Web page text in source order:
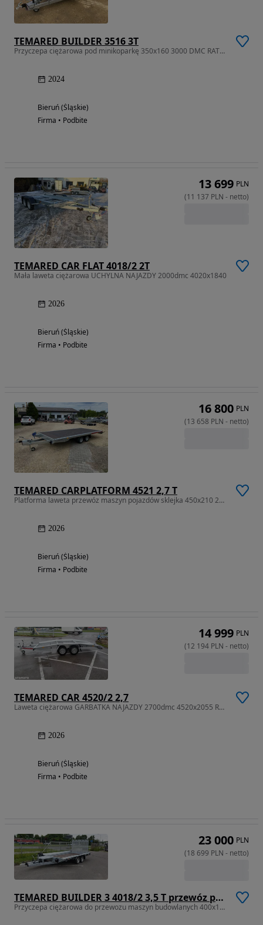
TEMARED BUILDER 3516 3T
Przyczepa ciężarowa pod minikoparkę 350x160 3000 DMC RATY LEASING
2024
Bieruń (Śląskie)
Firma • Podbite
TEMARED CAR FLAT 4018/2 2T
Mała laweta ciężarowa UCHYLNA NAJAZDY 2000dmc 4020x1840
2026
Bieruń (Śląskie)
Firma • Podbite
13 699 PLN
(11 137 PLN - netto)
TEMARED CARPLATFORM 4521 2,7 T
Platforma laweta przewóz maszyn pojazdów sklejka 450x210 2700DMC
2026
Bieruń (Śląskie)
Firma • Podbite
16 800 PLN
(13 658 PLN - netto)
TEMARED CAR 4520/2 2,7
Laweta ciężarowa GARBATKA NAJAZDY 2700dmc 4520x2055 RATY LEASING
2026
Bieruń (Śląskie)
Firma • Podbite
14 999 PLN
(12 194 PLN - netto)
TEMARED BUILDER 3 4018/2 3,5 T przewóz pojazdów
Przyczepa ciężarowa do przewozu maszyn budowlanych 400x180 3500DMC
23 000 PLN
(18 699 PLN - netto)